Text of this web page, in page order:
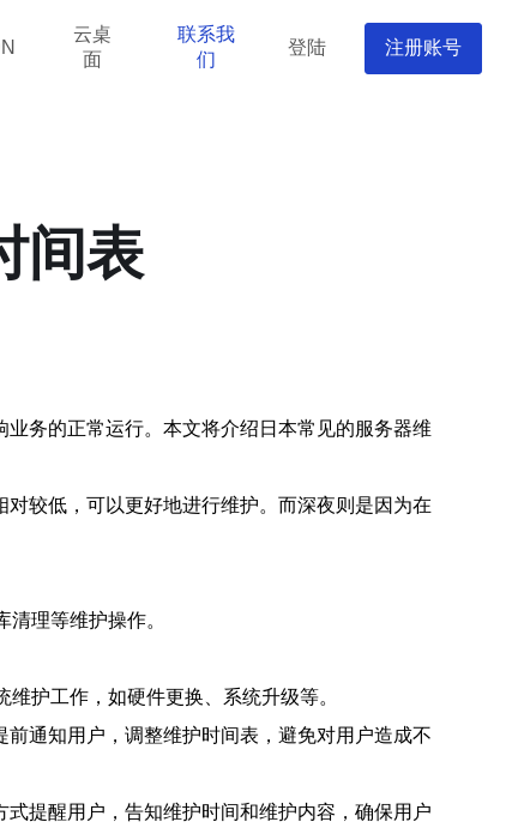
云桌
面
联系我
们
登陆 注册账号
间表
务的正常运行。本文将介绍日本常见的服务器维
较低，可以更好地进行维护。而深夜则是因为在
理等维护操作。
护工作，如硬件更换、系统升级等。
通知用户，调整维护时间表，避免对用户造成不
提醒用户，告知维护时间和维护内容，确保用户